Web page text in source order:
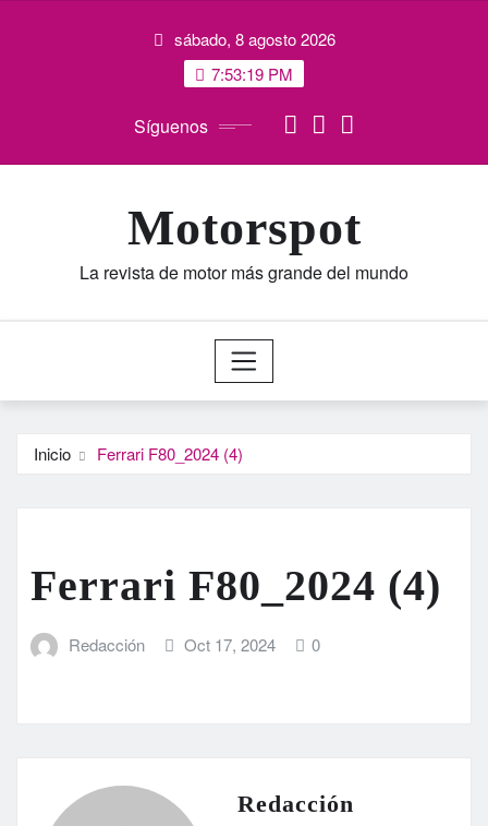
sábado, 8 agosto 2026
7:53:20 PM
Síguenos
Motorspot
La revista de motor más grande del mundo
Inicio Ferrari F80_2024 (4)
Ferrari F80_2024 (4)
Redacción Oct 17, 2024 0
Redacción